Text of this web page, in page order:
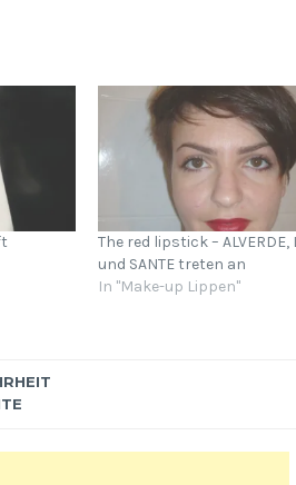
The red lipstick – ALVERDE,
und SANTE treten an
In "Make-up Lippen"